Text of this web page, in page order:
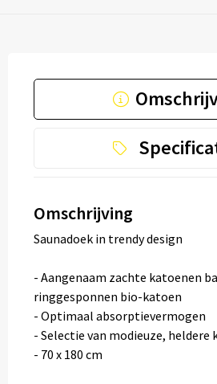
Omschrijving
Saunadoek in trendy design
- Aangenaam zachte katoenen
ringgesponnen bio-katoen
- Optimaal absorptievermogen
- Selectie van modieuze, heldere
- 70 x 180 cm